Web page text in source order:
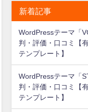
新着記事
WordPressテーマ「
判・評価・口コミ【
テンプレート】
WordPressテーマ「
判・評価・口コミ【
テンプレート】